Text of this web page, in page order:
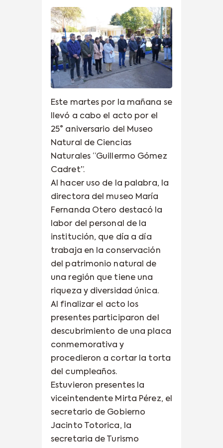
Este martes por la mañana se
llevó a cabo el acto por el
25° aniversario del Museo
Natural de Ciencias
Naturales “Guillermo Gómez
Cadret”.
Al hacer uso de la palabra, la
directora del museo María
Fernanda Otero destacó la
labor del personal de la
institución, que día a día
trabaja en la conservación
del patrimonio natural de
una región que tiene una
riqueza y diversidad única.
Al finalizar el acto los
presentes participaron del
descubrimiento de una placa
conmemorativa y
procedieron a cortar la torta
del cumpleaños.
Estuvieron presentes la
viceintendente Mirta Pérez, el
secretario de Gobierno
Jacinto Totorica, la
secretaria de Turismo